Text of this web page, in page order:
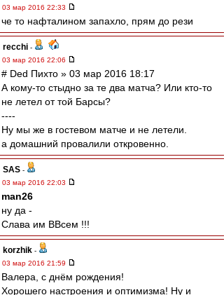
03 мар 2016 22:33
че то нафталином запахло, прям до рези
recchi -
03 мар 2016 22:06
# Ded Пихто » 03 мар 2016 18:17
А кому-то стыдно за те два матча? Или кто-то
не летел от той Барсы?
----
Ну мы же в гостевом матче и не летели.
а домашний провалили откровенно.
SAS -
03 мар 2016 22:03
man26
ну да -
Слава им ВВсем !!!
korzhik -
03 мар 2016 21:59
Валера, с днём рождения!
Хорошего настроения и оптимизма! Ну и